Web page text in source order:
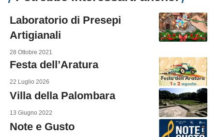
Laboratorio di Presepi
Artigianali
28 Ottobre 2021
Festa dell’Aratura
22 Luglio 2026
Villa della Palombara
13 Giugno 2022
Note e Gusto